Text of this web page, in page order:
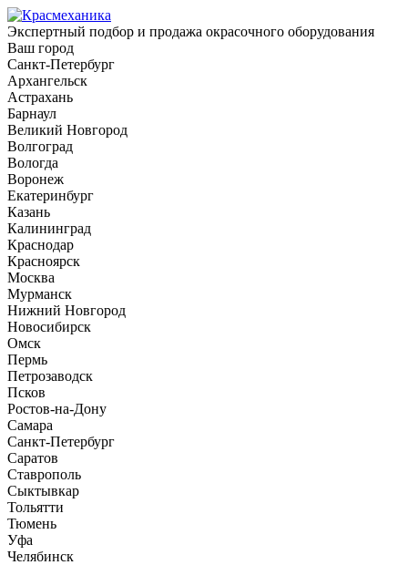
Экспертный подбор и продажа окрасочного оборудования
Ваш город
Санкт-Петербург
Архангельск
Астрахань
Барнаул
Великий Новгород
Волгоград
Вологда
Воронеж
Екатеринбург
Казань
Калининград
Краснодар
Красноярск
Москва
Мурманск
Нижний Новгород
Новосибирск
Омск
Пермь
Петрозаводск
Псков
Ростов-на-Дону
Самара
Санкт-Петербург
Саратов
Ставрополь
Сыктывкар
Тольятти
Тюмень
Уфа
Челябинск